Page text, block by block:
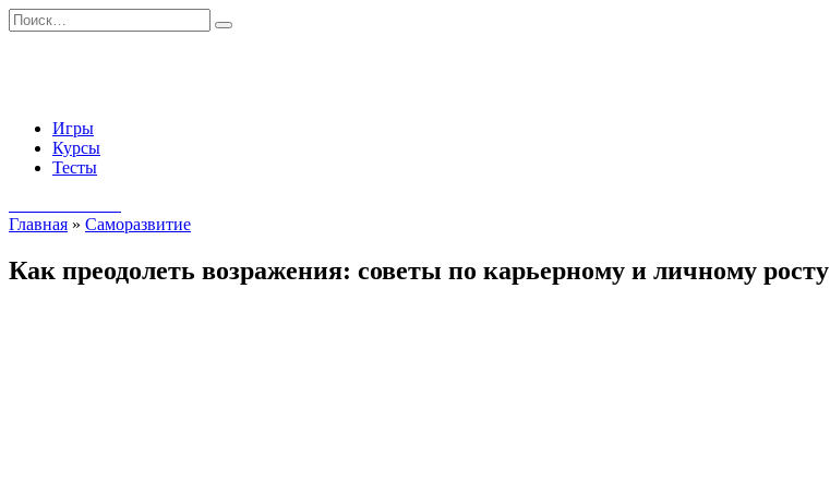
Перейти
к
Search
for:
Игры
Курсы
Тесты
Главная » Саморазвитие
Как преодолеть возражения: советы по карьерному и личному росту